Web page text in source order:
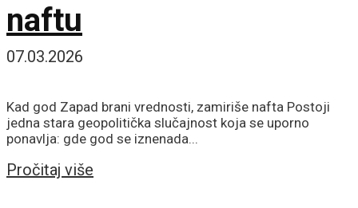
naftu
07.03.2026
Kad god Zapad brani vrednosti, zamiriše nafta Postoji
jedna stara geopolitička slučajnost koja se uporno
ponavlja: gde god se iznenada...
Pročitaj više